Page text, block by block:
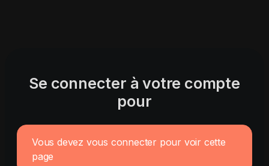
Se connecter à votre compte
pour
Vous devez vous connecter pour voir cette
page